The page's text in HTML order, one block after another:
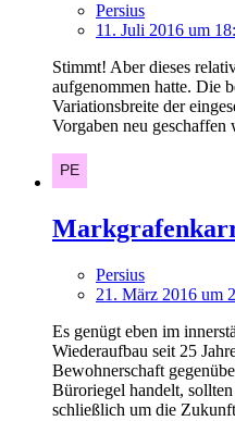
Persius
11. Juli 2016 um
Stimmt! Aber dieses
aufgenommen hatte. Die
Variationsbreite der
Vorgaben neu
Persius
21. März 2016 um
Es genügt eben im
Wiederaufbau seit 25
Bewohnerschaft
Büroriegel handelt,
schließlich um die